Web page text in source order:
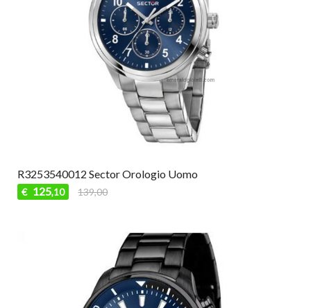
R3253540012 Sector Orologio Uomo
€ 125,10 139,00